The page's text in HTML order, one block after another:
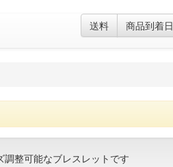
送料 商品到着日
調整可能なブレスレットです